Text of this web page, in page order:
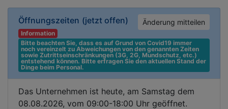
Öffnungszeiten (jetzt offen) Änderung mitteilen
Information
Bitte beachten Sie, dass es auf Grund von Covid19 immer
noch vereinzelt zu Abweichungen von den genannten Zeiten
sowie Zutrittseinschränkungen (3G, 2G, Mundschutz, etc.)
entstehend können. Bitte erfragen Sie den aktuellen Stand der
Dinge beim Personal.
Das Unternehmen ist heute, am Samstag dem
08.08.2026, vom 09:00-18:00 Uhr geöffnet.